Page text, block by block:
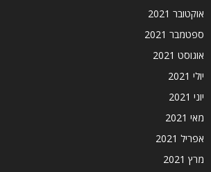
אוקטובר 2021
ספטמבר 2021
אוגוסט 2021
יולי 2021
יוני 2021
מאי 2021
אפריל 2021
מרץ 2021